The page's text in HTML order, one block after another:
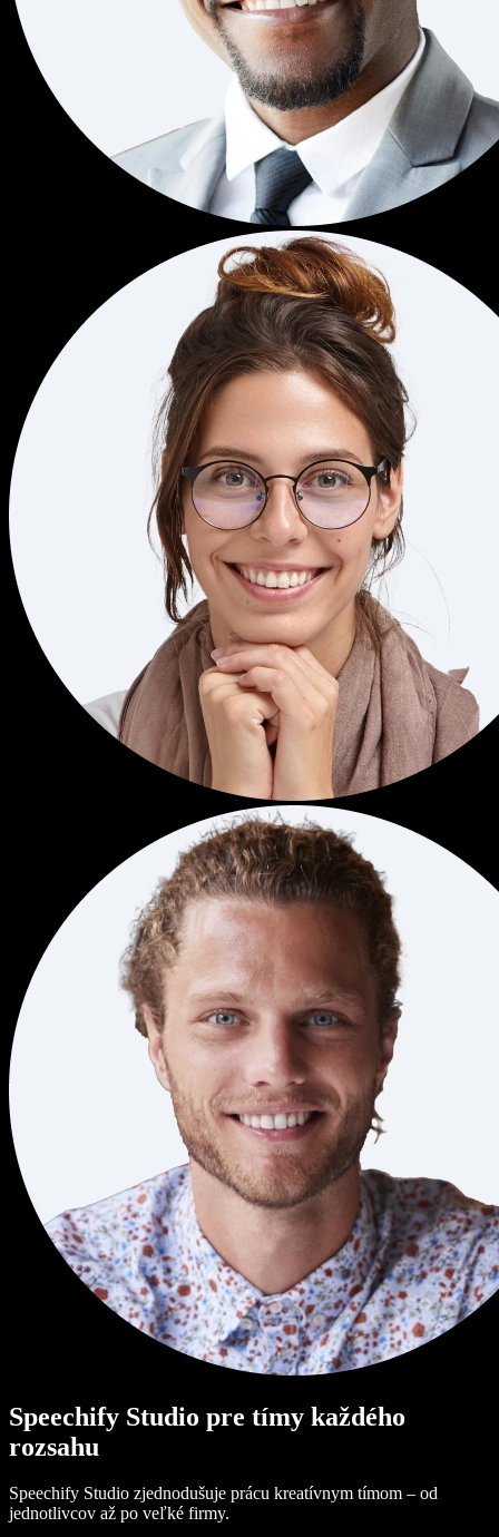
Speechify Studio pre tímy každého
rozsahu
Speechify Studio zjednodušuje prácu kreatívnym tímom – od
jednotlivcov až po veľké firmy.